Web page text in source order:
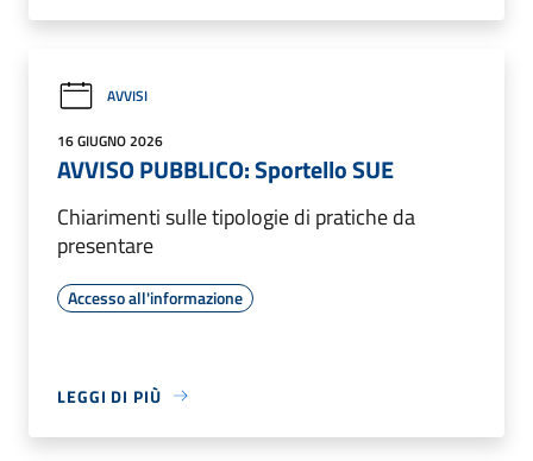
AVVISI
16 GIUGNO 2026
AVVISO PUBBLICO: Sportello SUE
Chiarimenti sulle tipologie di pratiche da
presentare
Accesso all'informazione
LEGGI DI PIÙ